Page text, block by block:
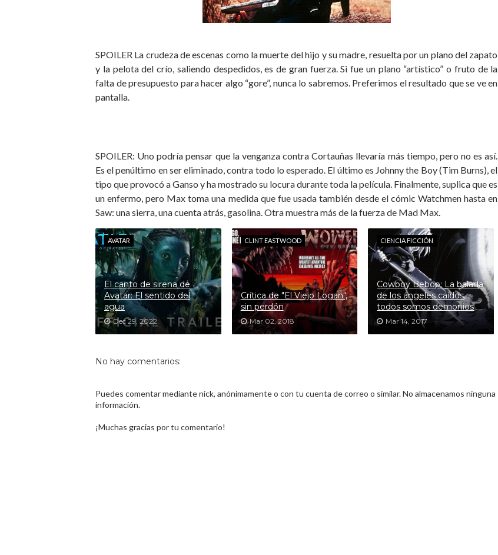
SPOILER La crudeza de escenas como la muerte del hijo y su madre, resuelta por un plano del zapato
y la pelota del crío, saliendo despedidos, es de gran fuerza. Si fue un plano “artístico” o fruto de la
falta de presupuesto para hacer algo “gore”, nunca lo sabremos. Preferimos el resultado que se ve en
pantalla.
SPOILER: Uno podría pensar que la venganza contra Cortauñas llevaría más tiempo, pero no es así.
Es el penúltimo en ser eliminado, contra todo lo esperado. El último es Johnny the Boy (Tim Burns), el
tipo que provocó a Ganso y ha mostrado su locura durante toda la película. Finalmente, suplica que es
un enfermo, pero Max toma una medida que fue usada también desde el cómic Watchmen hasta en
Saw: una sierra, una cuenta atrás, gasolina. Otra muestra más de la fuerza de Mad Max.
AVATAR
El canto de sirena de
Avatar: El sentido del
agua
Dec 29, 2022
CLINT EASTWOOD
Crítica de "El Viejo Logan",
sin perdón
Mar 02, 2018
CIENCIA FICCIÓN
Cowboy Bebop: La balada
de los ángeles caídos,
todos somos demonios
Mar 14, 2017
No hay comentarios:
Puedes comentar mediante nick, anónimamente o con tu cuenta de correo o similar. No almacenamos ninguna
información.
¡Muchas gracias por tu comentario!